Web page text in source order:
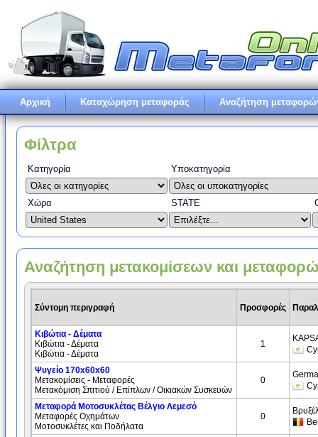
Αρχική Καταχώρηση μεταφοράς Αναζήτηση
Φίλτρα
Κατηγορία Υποκατηγορία
Χώρα STATE
Αναζήτηση μετακομίσεων και
Σύντομη περιγραφή Προσφορές
Κιβώτια - Δέματα
Κιβώτια - Δέματα
Κιβώτια - Δέματα
1
Ψυγείο 170x60x60
Μετακομίσεις - Μεταφορές
Μετακόμιση Σπιτιού / Επίπλων / Οικιακών Συσκευών
0
Μεταφορά Μοτοσυκλέτας Βέλγιο Λεμεσό
Μεταφορές Οχημάτων
Μοτοσυκλέτες και Ποδήλατα
0